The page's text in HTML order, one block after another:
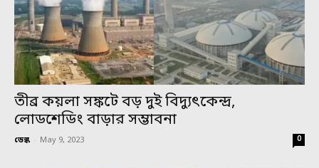
তীব্র কয়লা সঙ্কটে বড় দুই বিদ্যুৎকেন্দ্র,
লোডশেডিং বাড়ার সম্ভাবনা
ডেস্ক - May 9, 2023 0